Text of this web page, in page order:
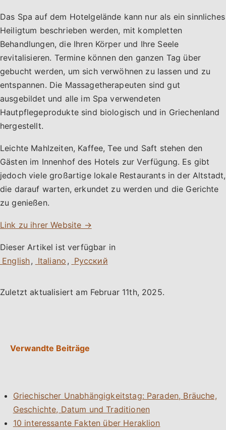
Das Spa auf dem Hotelgelände kann nur als ein sinnliches
Heiligtum beschrieben werden, mit kompletten
Behandlungen, die Ihren Körper und Ihre Seele
revitalisieren. Termine können den ganzen Tag über
gebucht werden, um sich verwöhnen zu lassen und zu
entspannen. Die Massagetherapeuten sind gut
ausgebildet und alle im Spa verwendeten
Hautpflegeprodukte sind biologisch und in Griechenland
hergestellt.
Leichte Mahlzeiten, Kaffee, Tee und Saft stehen den
Gästen im Innenhof des Hotels zur Verfügung. Es gibt
jedoch viele großartige lokale Restaurants in der Altstadt,
die darauf warten, erkundet zu werden und die Gerichte
zu genießen.
Link zu ihrer Website →
Dieser Artikel ist verfügbar in
,
,
Zuletzt aktualisiert am Februar 11th, 2025.
Verwandte Beiträge
Griechischer Unabhängigkeitstag: Paraden, Bräuche,
Geschichte, Datum und Traditionen
10 interessante Fakten über Heraklion